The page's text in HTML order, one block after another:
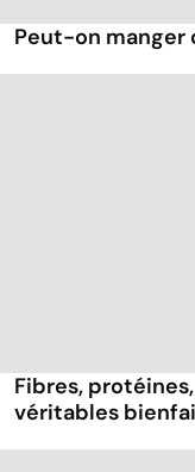
Peut-on manger
Fibres,
véritables